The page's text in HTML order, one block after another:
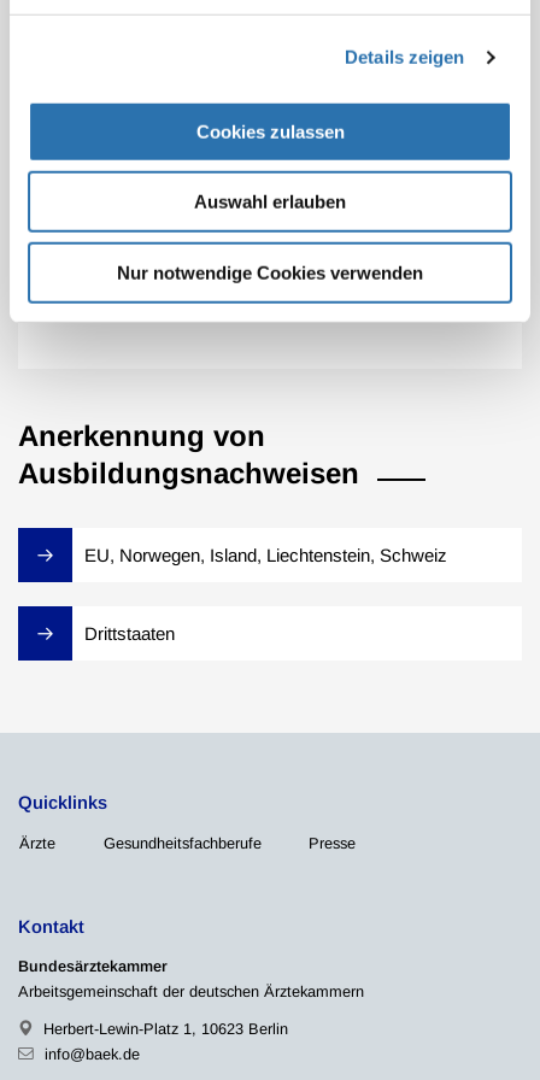
Details zeigen
Cookies zulassen
Auswahl erlauben
Nur notwendige Cookies verwenden
Die(Muster-)Weiterbildungsordnungist für die
Ärztinnen und Ärzte hingegen nicht rechtlich bindend.
Aufsichtsfunktion aus und hat in Fällen der
Anerkennung von ausländischen Weiterbildungen
keine Regelungskompetenz, da die
Landesärztekammern als Körperschaften des
Öffentlichen Rechts rechtlich eigenständig sind.
Anerkennung von
Ausbildungsnachweisen
EU, Norwegen, Island, Liechtenstein, Schweiz
Drittstaaten
Quicklinks
Ärzte Gesundheitsfachberufe Presse
Kontakt
Bundesärztekammer
Arbeitsgemeinschaft der deutschen Ärztekammern
Herbert-Lewin-Platz 1, 10623 Berlin
info@baek.de